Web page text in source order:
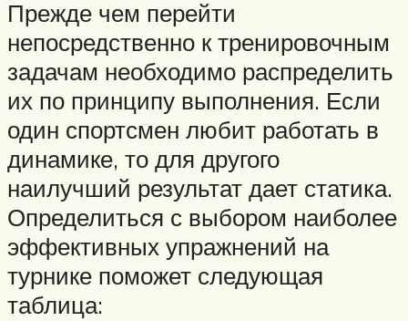
Прежде чем перейти
непосредственно к тренировочным
задачам необходимо распределить
их по принципу выполнения. Если
один спортсмен любит работать в
динамике, то для другого
наилучший результат дает статика.
Определиться с выбором наиболее
эффективных упражнений на
турнике поможет следующая
таблица: